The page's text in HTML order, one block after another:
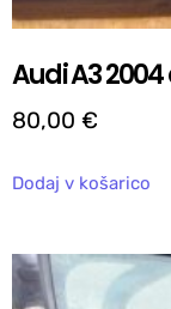
Audi A3
80,00 €
Dodaj v košarico